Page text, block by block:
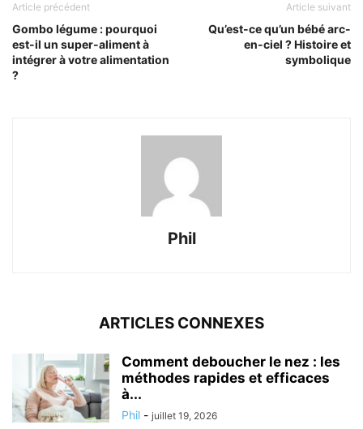
Article précédent
Gombo légume : pourquoi
est-il un super-aliment à
intégrer à votre alimentation
?
Article suivant
Qu’est-ce qu’un bébé arc-
en-ciel ? Histoire et
symbolique
Phil
ARTICLES CONNEXES
Comment deboucher le nez : les
méthodes rapides et efficaces
à...
Phil - juillet 19, 2026